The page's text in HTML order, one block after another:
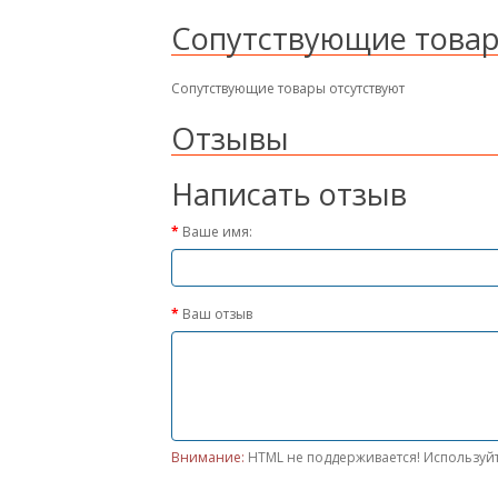
Сопутствующие
Сопутствующие товары отсутствуют
Отзывы
Написать отзыв
Ваше имя:
Ваш отзыв
Внимание: HTML не поддерживается!